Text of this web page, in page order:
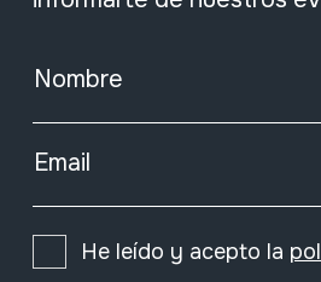
Nombre
Email
He leído y acepto la